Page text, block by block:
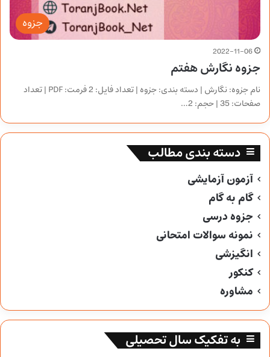
جزوه
2022-11-06
جزوه نگارش هفتم
نام جزوه: نگارش | دسته بندی: جزوه | تعداد فایل: 2 فرمت: PDF | تعداد
صفحات: 35 | حجم: 2…
دسته بندی مطالب
آزمون آزمایشی
گام به گام
جزوه درسی
نمونه سوالات امتحانی
انگیزشی
کنکور
مشاوره
به تفکیک سال تحصیلی